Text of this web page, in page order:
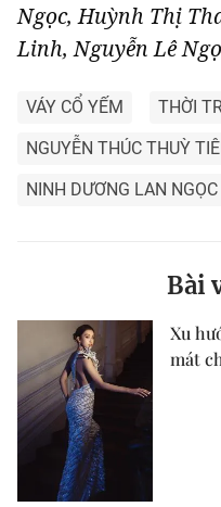
Ngọc, Huỳnh Thị
Linh, Nguyễn Lê
VÁY CỔ YẾM
THỜI
NGUYỄN THÚC THUỲ
NINH DƯƠNG LAN NGỌC
Bài
Xu
mát